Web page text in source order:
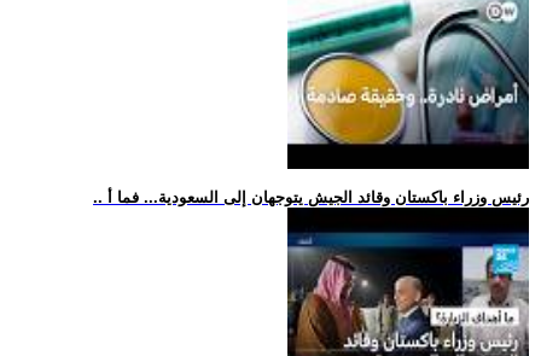
.. رئيس وزراء باكستان وقائد الجيش يتوجهان إلى السعودية... فما أ